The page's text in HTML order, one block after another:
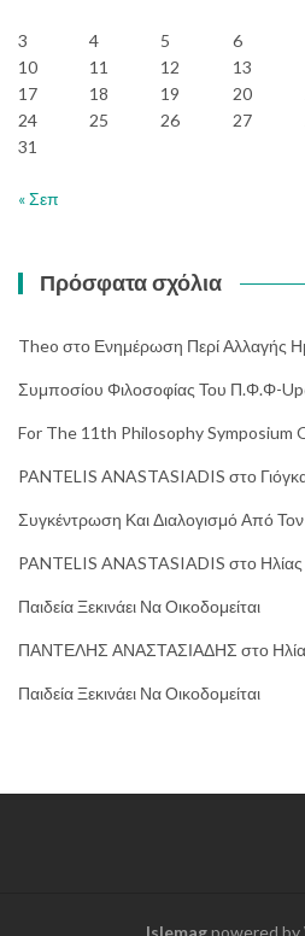
3
4 5 6
10
11 12 13
17
18 19 20
24
25 26 27
31
« Σεπ
Πρόσφατα σχόλια
Theo στο Ενημέρωση Περί Αλλαγής
Συμποσίου Φιλοσοφίας Του Π.Φ.Φ-
For The 11th Philosophy Symposium
PANTELIS ANASTASIADIS στο
Συγκέντρωση Και Διαλογισμό Από
PANTELIS ANASTASIADIS στο
Παιδεία Ξεκινάει Να Οικοδομείται
ΠΑΝΤΕΛΗΣ ΑΝΑΣΤΑΣΙΑΔΗΣ στο
Παιδεία Ξεκινάει Να Οικοδομείται
Islemagpowered by